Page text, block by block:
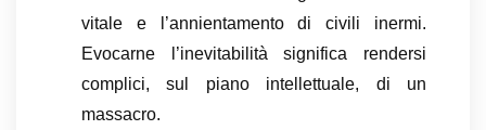
vitale e l’annientamento di civili inermi.
Evocarne l’inevitabilità significa rendersi
complici, sul piano intellettuale, di un
massacro.